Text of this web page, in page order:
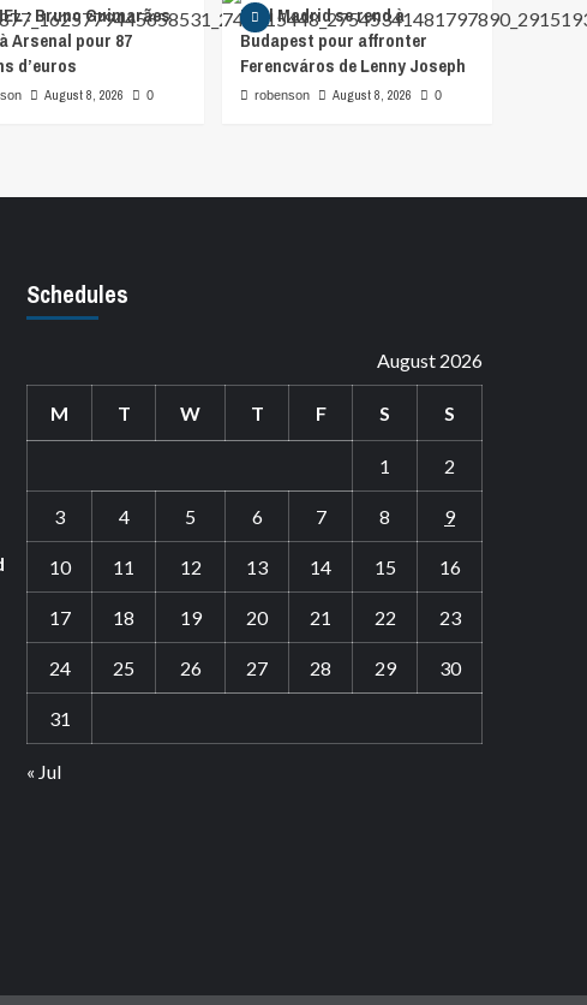
: Bruno Guimarães
Arsenal pour 87
d’euros
August 8, 2026 0
Real Madrid se rend à
Budapest pour affronter
Ferencváros de Lenny Joseph
robenson August 8, 2026 0
Schedules
August 2026
M T W T F S S
1 2
3 4 5 6 7 8 9
10 11 12 13 14 15 16
17 18 19 20 21 22 23
24 25 26 27 28 29 30
31
« Jul